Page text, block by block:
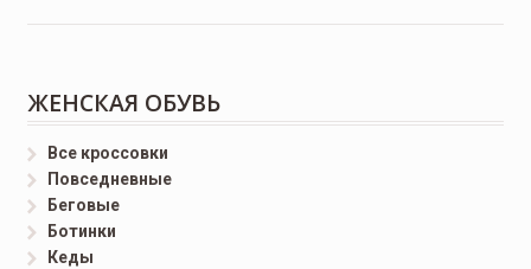
ЖЕНСКАЯ ОБУВЬ
Все кроссовки
Повседневные
Беговые
Ботинки
Кеды